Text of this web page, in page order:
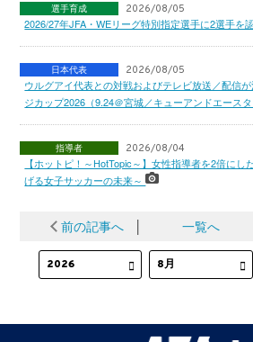
選手育成 2026/08/05
2026/27年JFA・WEリーグ特別指定選手に2選手を
日本代表 2026/08/05
ウルグアイ代表との対戦およびテレビ放送／配信
ジカップ2026（9.24＠宮城／キューアンドエース
指導者 2026/08/04
【ホットピ！～HotTopic～】女性指導者を2倍にし
げる女子サッカーの未来～
前の記事へ │ 一覧へ